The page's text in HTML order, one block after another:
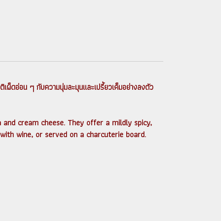
ดอ่อน ๆ กับความนุ่มละมุนและเปรี้ยวเค็มอย่างลงตัว
cream cheese. They offer a mildly spicy,
wine, or served on a charcuterie board.